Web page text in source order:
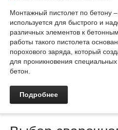
Монтажный пистолет по бетону
используется для быстрого и
различных элементов к
работы такого пистолета
порохового заряда, который
для проникновения
бетон.
Подробнее